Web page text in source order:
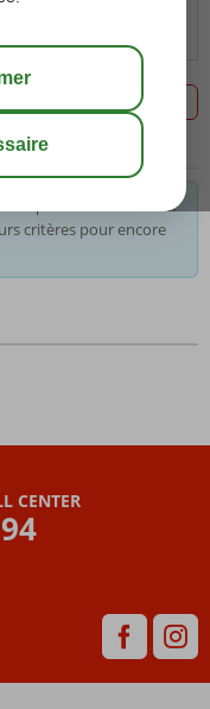
pas le choix. Astuce:
critères pour encore
CENTER